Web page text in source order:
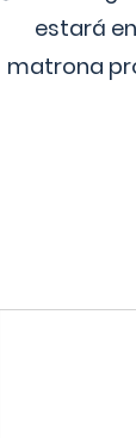
estará
matrona